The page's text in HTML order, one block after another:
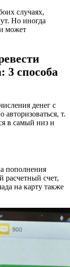
случаях,
Но иногда
может
3 способа
денег с
т.
в самый низ и
пополнения
расчетный счет,
на карту также